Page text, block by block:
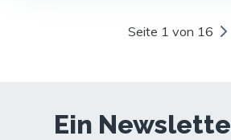
Seite 1 von 16
Ein